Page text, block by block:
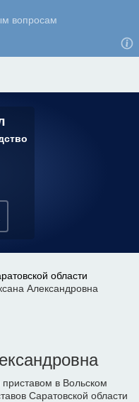
области
Александровна
в Вольском
Саратовской области